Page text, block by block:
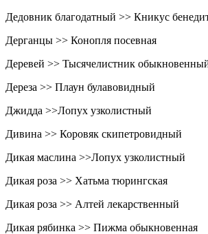
Дедовник благодатный >> Кникус
Дерганцы >> Конопля посевная
Деревей >> Тысячелистник
Дереза >> Плаун булавовидный
Джидда >>Лопух узколистный
Дивина >> Коровяк скипетровидный
Дикая маслина >>Лопух узколистный
Дикая роза >> Хатьма тюрингская
Дикая роза >> Алтей лекарственный
Дикая рябинка >> Пижма обыкновенная